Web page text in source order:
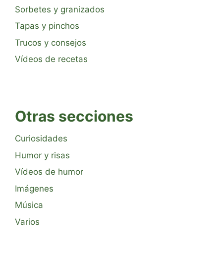
Sorbetes y granizados
Tapas y pinchos
Trucos y consejos
Vídeos de recetas
Otras secciones
Curiosidades
Humor y risas
Vídeos de humor
Imágenes
Música
Varios